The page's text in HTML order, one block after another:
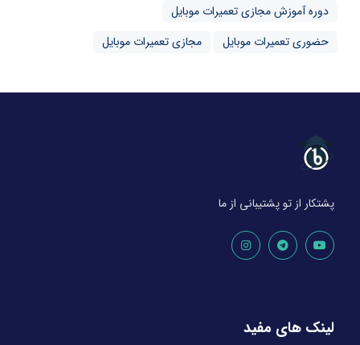
دوره آموزش مجازی تعمیرات موبایل
حضوری تعمیرات موبایل
مجازی تعمیرات موبایل
پشتکار از تو پشتیبانی از ما
لینک های مفید